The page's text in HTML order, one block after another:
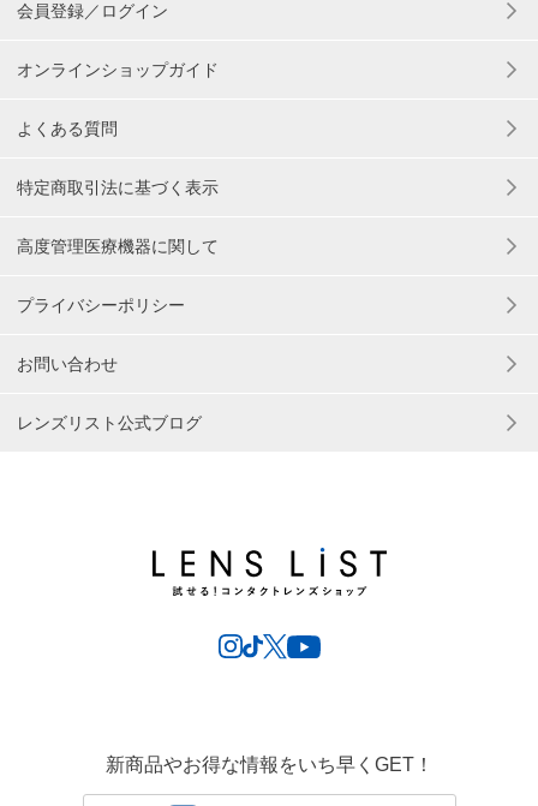
会員登録／ログイン
オンラインショップガイド
よくある質問
特定商取引法に基づく表示
高度管理医療機器に関して
プライバシーポリシー
お問い合わせ
レンズリスト公式ブログ
新商品やお得な情報をいち早くGET！